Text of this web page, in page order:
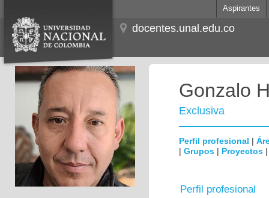
Aspirantes
docentes.unal.edu.co
Gonzalo
Exclusiva
Perfil profesional |
| Grupos | Proyectos
Perfil profesional